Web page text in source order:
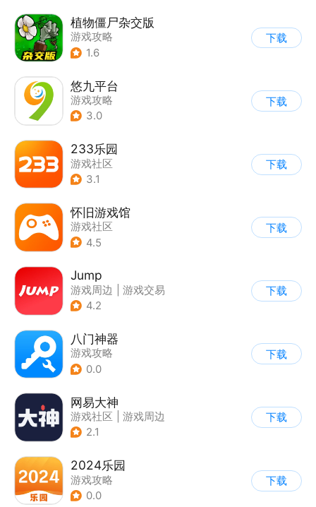
植物僵尸杂交版
游戏攻略
1.6
下载
悠九平台
游戏攻略
3.0
下载
233乐园
游戏社区
3.1
下载
怀旧游戏馆
游戏社区
4.5
下载
Jump
游戏周边
游戏交易
| 游戏社区
4.2
下载
八门神器
游戏攻略
0.0
下载
网易大神
游戏社区
游戏周边
2.1
下载
2024乐园
游戏攻略
0.0
下载